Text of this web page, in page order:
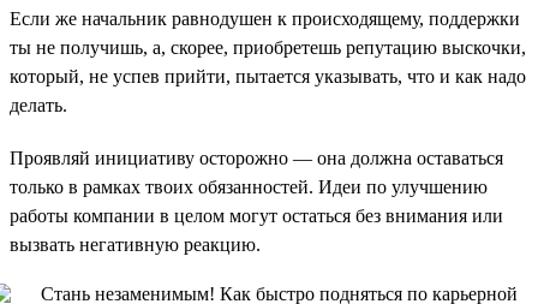
Если же начальник равнодушен к происходящему, поддержки
ты не получишь, а, скорее, приобретешь репутацию выскочки,
который, не успев прийти, пытается указывать, что и как надо
делать.
Проявляй инициативу осторожно — она должна оставаться
только в рамках твоих обязанностей. Идеи по улучшению
работы компании в целом могут остаться без внимания или
вызвать негативную реакцию.